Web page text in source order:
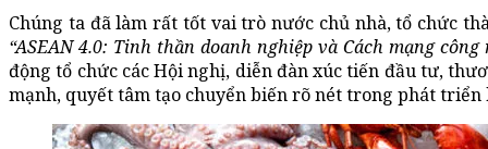
Chúng ta đã làm rất tốt vai trò nước chủ nhà, tổ chức
“ASEAN 4.0: Tinh thần doanh nghiệp và Cách mạng
động tổ chức các Hội nghị, diễn đàn xúc tiến đầu tư,
mạnh, quyết tâm tạo chuyển biến rõ nét trong phát